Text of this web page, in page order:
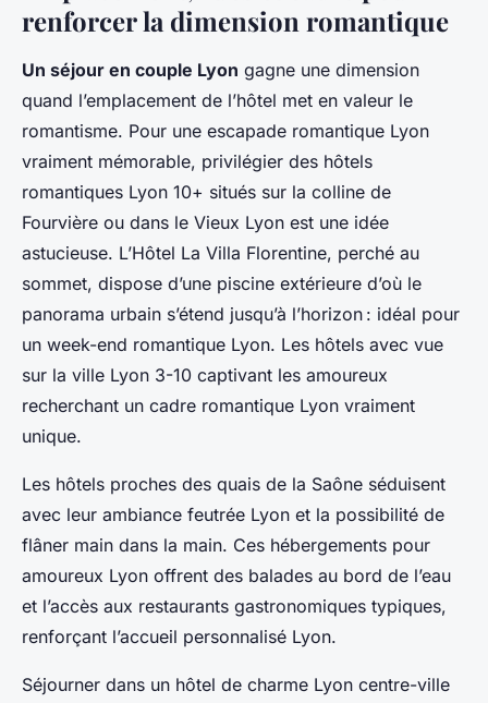
renforcer la dimension romantique
Un séjour en couple Lyon gagne une dimension
quand l’emplacement de l’hôtel met en valeur le
romantisme. Pour une escapade romantique Lyon
vraiment mémorable, privilégier des hôtels
romantiques Lyon 10+ situés sur la colline de
Fourvière ou dans le Vieux Lyon est une idée
astucieuse. L’Hôtel La Villa Florentine, perché au
sommet, dispose d’une piscine extérieure d’où le
panorama urbain s’étend jusqu’à l’horizon : idéal pour
un week-end romantique Lyon. Les hôtels avec vue
sur la ville Lyon 3-10 captivant les amoureux
recherchant un cadre romantique Lyon vraiment
unique.
Les hôtels proches des quais de la Saône séduisent
avec leur ambiance feutrée Lyon et la possibilité de
flâner main dans la main. Ces hébergements pour
amoureux Lyon offrent des balades au bord de l’eau
et l’accès aux restaurants gastronomiques typiques,
renforçant l’accueil personnalisé Lyon.
Séjourner dans un hôtel de charme Lyon centre-ville